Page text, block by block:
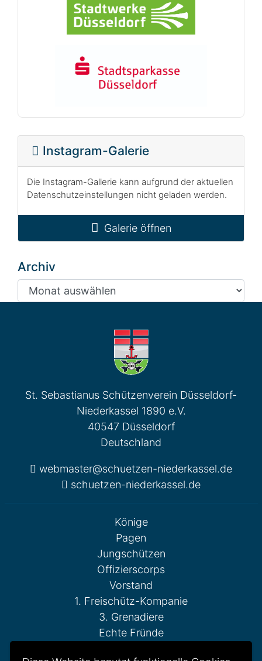
Instagram-Galerie
Die Instagram-Gallerie kann aufgrund der aktuellen
Datenschutzeinstellungen nicht geladen werden.
Galerie öffnen
Archiv
Archiv
St. Sebastianus Schützenverein Düsseldorf-
Niederkassel 1890 e.V.
40547 Düsseldorf
Deutschland
webmaster@schuetzen-niederkassel.de
schuetzen-niederkassel.de
Könige
Pagen
Jungschützen
Offizierscorps
Vorstand
1. Freischütz-Kompanie
3. Grenadiere
Echte Fründe